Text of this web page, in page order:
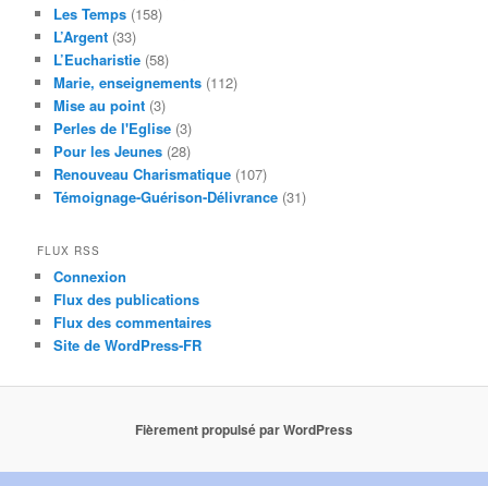
Les Temps (158)
L’Argent (33)
L’Eucharistie (58)
Marie, enseignements (112)
Mise au point (3)
Perles de l'Eglise (3)
Pour les Jeunes (28)
Renouveau Charismatique (107)
Témoignage-Guérison-Délivrance (31)
FLUX RSS
Connexion
Flux des publications
Flux des commentaires
Site de WordPress-FR
Fièrement propulsé par WordPress